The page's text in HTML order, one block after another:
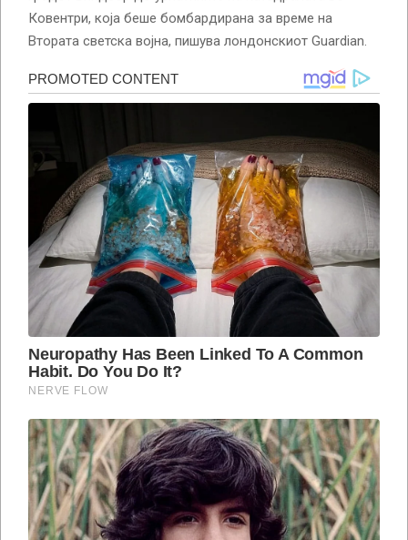
Ковентри, која беше бомбардирана за време на
Втората светска војна, пишува лондонскиот Guardian.